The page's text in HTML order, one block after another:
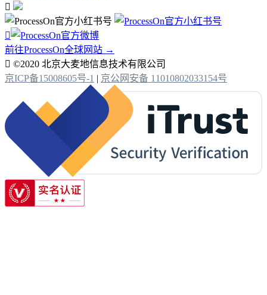


前往ProcessOn全球网站 →
 ©2020 北京大麦地信息技术有限公司
京ICP备15008605号-1 | 京公网安备 11010802033154号